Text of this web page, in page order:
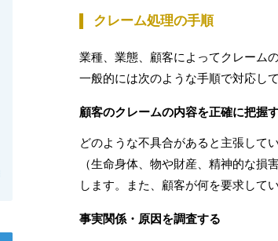
クレーム処理の手順
業種、業態、顧客によってクレーム
一般的には次のような手順で対応して
顧客のクレームの内容を正確に把握
どのような不具合があると主張して
（生命身体、物や財産、精神的な
します。また、顧客が何を要求して
事実関係・原因を調査する